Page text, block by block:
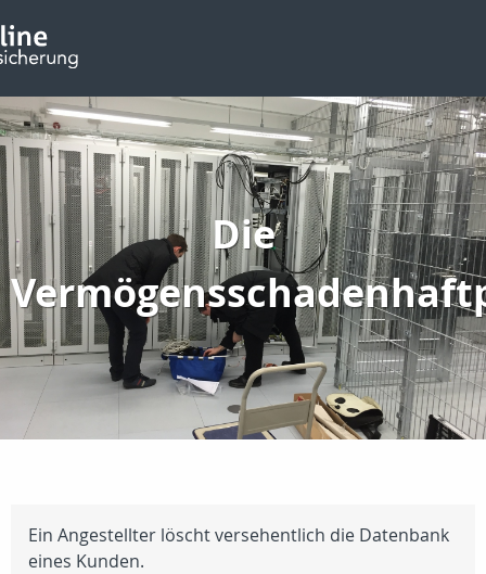
Die
Ein Angestellter löscht versehentlich die Datenbank
eines Kunden.